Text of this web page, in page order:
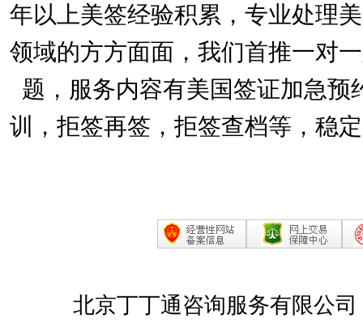
年以上美签经验积累，专业处理
领域的方方面面，我们首推一对
题，服务内容有美国签证加急
训，拒签再签，拒签查档等，稳
北京丁丁通咨询服务有限公